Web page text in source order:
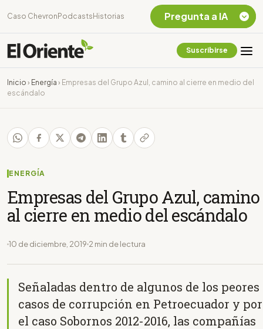
Caso Chevron Podcasts Historias
Suscribirse
Inicio › Energía › Empresas del Grupo Azul, camino al cierre en medio del
escándalo
ENERGÍA
Empresas del Grupo Azul, camino
al cierre en medio del escándalo
10 de diciembre, 2019 2 min de lectura
Señaladas dentro de algunos de los peores
casos de corrupción en Petroecuador y por
el caso Sobornos 2012-2016, las compañías
Pregunta a IA
Chevron Ecuador